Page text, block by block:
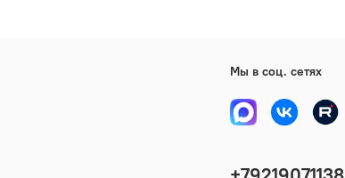
Мы в соц. сетях